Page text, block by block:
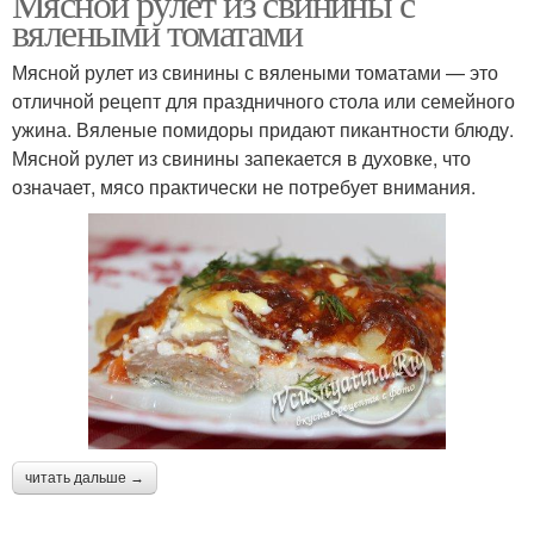
вялеными томатами
Мясной рулет из свинины с вялеными томатами — это
отличной рецепт для праздничного стола или семейного
ужина. Вяленые помидоры придают пикантности блюду.
Мясной рулет из свинины запекается в духовке, что
означает, мясо практически не потребует внимания.
читать дальше →